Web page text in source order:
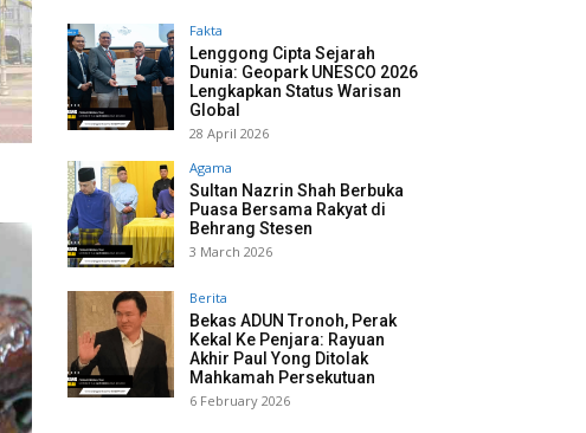
Fakta
Lenggong Cipta Sejarah
Dunia: Geopark UNESCO 2026
Lengkapkan Status Warisan
Global
28 April 2026
Agama
Sultan Nazrin Shah Berbuka
Puasa Bersama Rakyat di
Behrang Stesen
3 March 2026
Berita
Bekas ADUN Tronoh, Perak
Kekal Ke Penjara: Rayuan
Akhir Paul Yong Ditolak
Mahkamah Persekutuan
6 February 2026